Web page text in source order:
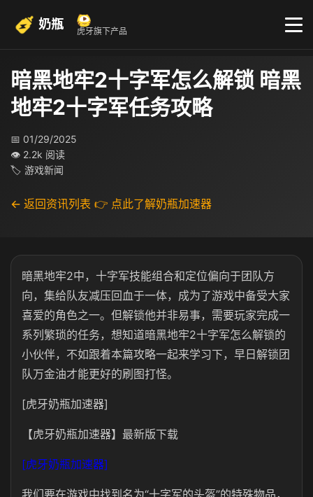
奶瓶 虎牙旗下产品
暗黑地牢2十字军怎么解锁 暗黑
地牢2十字军任务攻略
📅 01/29/2025
👁 2.2k 阅读
🏷 游戏新闻
← 返回资讯列表 👉 点此了解奶瓶加速器
暗黑地牢2中，十字军技能组合和定位偏向于团队方
向，集给队友减压回血于一体，成为了游戏中备受大家
喜爱的角色之一。但解锁他并非易事，需要玩家完成一
系列繁琐的任务，想知道暗黑地牢2十字军怎么解锁的
小伙伴，不如跟着本篇攻略一起来学习下，早日解锁团
队万金油才能更好的刷图打怪。
[虎牙奶瓶加速器]
【虎牙奶瓶加速器】最新版下载
[虎牙奶瓶加速器]
我们要在游戏中找到名为“十字军的头盔”的特殊物品，